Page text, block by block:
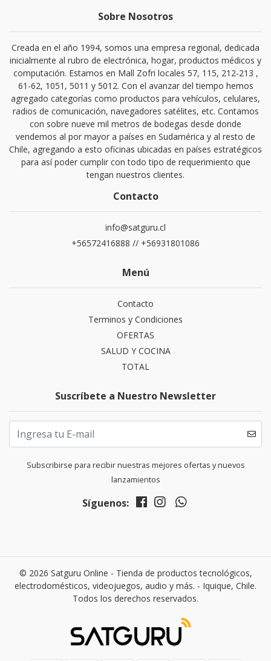
Sobre Nosotros
Creada en el año 1994, somos una empresa regional, dedicada
inicialmente al rubro de electrónica, hogar, productos médicos y
computación. Estamos en Mall Zofri locales 57, 115, 212-213 ,
61-62, 1051, 5011 y 5012. Con el avanzar del tiempo hemos
agregado categorías como productos para vehículos, celulares,
radios de comunicación, navegadores satélites, etc. Contamos
con sobre nueve mil metros de bodegas desde donde
vendemos al por mayor a países en Sudamérica y al resto de
Chile, agregando a esto oficinas ubicadas en países estratégicos
para así poder cumplir con todo tipo de requerimiento que
tengan nuestros clientes.
Contacto
info@satguru.cl
+56572416888 // +56931801086
Menú
Contacto
Terminos y Condiciones
OFERTAS
SALUD Y COCINA
TOTAL
Suscríbete a Nuestro Newsletter
Subscribirse para recibir nuestras mejores ofertas y nuevos
lanzamientos
Síguenos:
© 2026 Satguru Online - Tienda de productos tecnológicos,
electrodomésticos, videojuegos, audio y más. - Iquique, Chile.
Todos los derechos reservados.